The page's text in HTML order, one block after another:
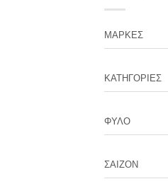
ΜΆΡΚΕΣ
ΚΑΤΗΓΟΡΊΕΣ
ΦΎΛΟ
ΣΑΙΖΌΝ